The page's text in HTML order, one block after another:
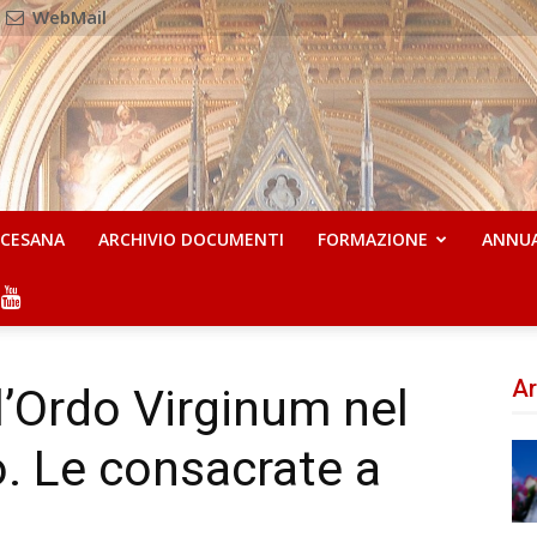
WebMail
ARCHIVIO DOCUMENTI FORMAZIONE
Virginum nel
Le consacrate a